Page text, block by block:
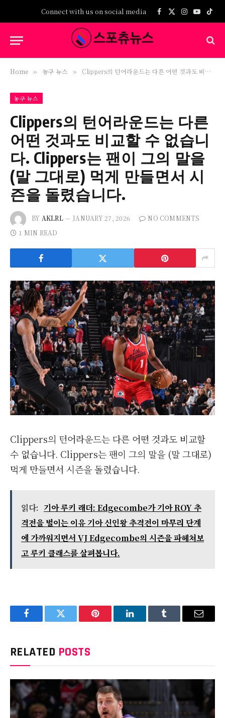
Connect with us on social media Facebook
X
Instagram
Home » 농구 뉴스 » Clippers의 턴어라운드는 다른 어떤 것과도 비교할 수 없습니다. Clippers는 팬이 그의 말을 (말 그대로) 먹게 만들면서 시즌을 돌렸습니다.
농구 뉴스
Clippers의 턴어라운드는 다른
어떤 것과도 비교할 수 없습니
다. Clippers는 팬이 그의 말을
(말 그대로) 먹게 만들면서 시
즌을 돌렸습니다.
BY AKLRL JANUARY 27, 2026
NO COMMENTS
1 MIN READ
Clippers의 턴어라운드는 다른 어떤 것과도 비교할
수 없습니다. Clippers는 팬이 그의 말을 (말 그대로)
먹게 만들면서 시즌을 돌렸습니다.
읽다: 기아 루키 래더: Edgecombe가 기아 ROY 추
격전을 벌이는 이유 기아 신인왕 추격전이 마무리 단계
에 가까워지면서 VJ Edgecombe의 시즌을 파헤쳐보
고 루키 클래스를 살펴봅니다.
FacebookTwitter Pinterest LinkedInTumblr Email
RELATED POSTS